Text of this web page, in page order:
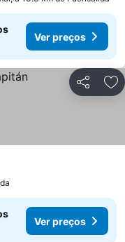
Ver preços
Partilhar
Ver preços